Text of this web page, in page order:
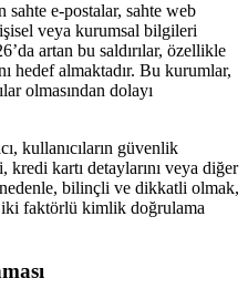
sahte e-postalar, sahte web
veya kurumsal bilgileri
artan bu saldırılar, özellikle
hedef almaktadır. Bu kurumlar,
olmasından dolayı
kullanıcıların güvenlik
kartı detaylarını veya diğer
bilinçli ve dikkatli olmak,
iki faktörlü kimlik doğrulama